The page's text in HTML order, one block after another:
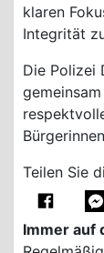
klaren
Integrität
Die Polizei
Teilen Sie
Immer auf